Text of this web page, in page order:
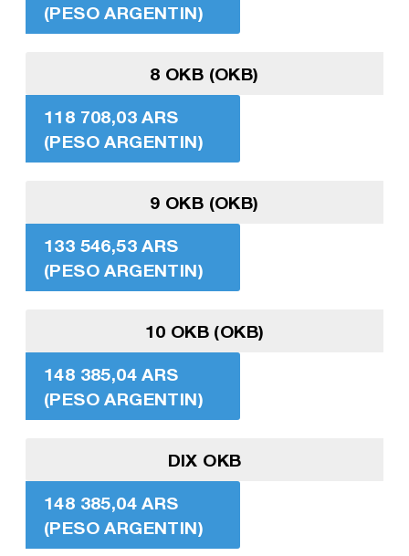
(PESO ARGENTIN)
8 OKB (OKB)
118 708,03 ARS
(PESO ARGENTIN)
9 OKB (OKB)
133 546,53 ARS
(PESO ARGENTIN)
10 OKB (OKB)
148 385,04 ARS
(PESO ARGENTIN)
DIX OKB
148 385,04 ARS
(PESO ARGENTIN)